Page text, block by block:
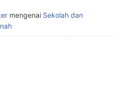
mengenai Sekolah dan